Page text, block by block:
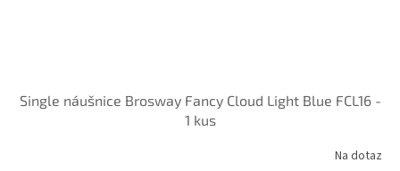
Single náušnice Brosway Fancy Cloud Light Blue FCL16 -
1 kus
Na dotaz